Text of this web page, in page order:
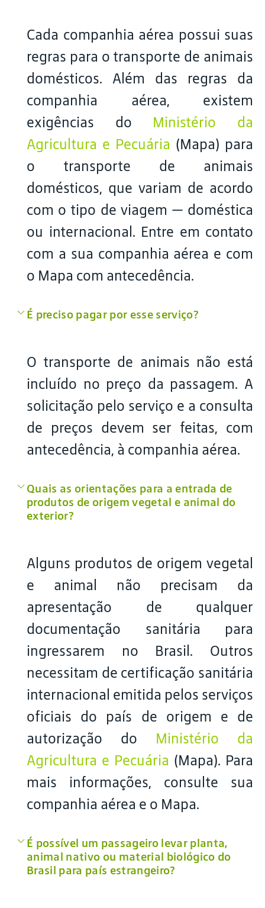
Cada companhia aérea possui suas
regras para o transporte de animais
domésticos. Além das regras da
companhia aérea, existem
exigências do Ministério da
Agricultura e Pecuária (Mapa) para
o transporte de animais
domésticos, que variam de acordo
com o tipo de viagem — doméstica
ou internacional. Entre em contato
com a sua companhia aérea e com
o Mapa com antecedência.
É preciso pagar por esse serviço?
O transporte de animais não está
incluído no preço da passagem. A
solicitação pelo serviço e a consulta
de preços devem ser feitas, com
antecedência, à companhia aérea.
Quais as orientações para a entrada de
produtos de origem vegetal e animal do
exterior?
Alguns produtos de origem vegetal
e animal não precisam da
apresentação de qualquer
documentação sanitária para
ingressarem no Brasil. Outros
necessitam de certificação sanitária
internacional emitida pelos serviços
oficiais do país de origem e de
autorização do Ministério da
Agricultura e Pecuária (Mapa). Para
mais informações, consulte sua
companhia aérea e o Mapa.
É possível um passageiro levar planta,
animal nativo ou material biológico do
Brasil para país estrangeiro?